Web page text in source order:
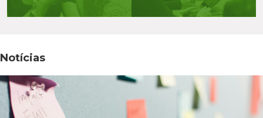
Notícias